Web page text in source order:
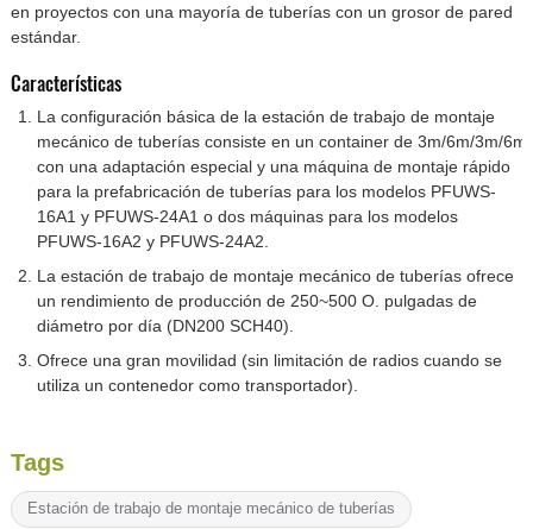
en proyectos con una mayoría de tuberías con un grosor de pared
estándar.
Características
La configuración básica de la estación de trabajo de montaje
mecánico de tuberías consiste en un container de 3m/6m/3m/6m
con una adaptación especial y una máquina de montaje rápido
para la prefabricación de tuberías para los modelos PFUWS-
16A1 y PFUWS-24A1 o dos máquinas para los modelos
PFUWS-16A2 y PFUWS-24A2.
La estación de trabajo de montaje mecánico de tuberías ofrece
un rendimiento de producción de 250~500 O. pulgadas de
diámetro por día (DN200 SCH40).
Ofrece una gran movilidad (sin limitación de radios cuando se
utiliza un contenedor como transportador).
Tags
Estación de trabajo de montaje mecánico de tuberías